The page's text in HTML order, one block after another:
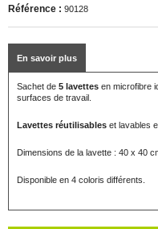
Référence : 90128
En savoir plus
Sachet de 5 lavettes en microfibre
surfaces de travail.
Lavettes réutilisables et lavables
Dimensions de la lavette : 40 x 40
Disponible en 4 coloris différents.